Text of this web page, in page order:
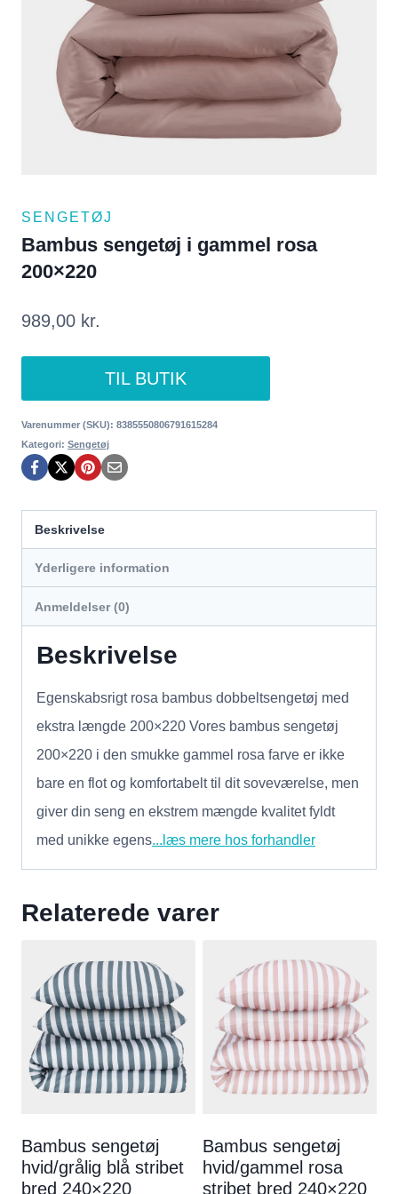
SENGETØJ
Bambus sengetøj i gammel rosa
200×220
989,00 kr.
TIL BUTIK
Varenummer (SKU): 8385550806791615284
Kategori: Sengetøj
Beskrivelse
Yderligere information
Anmeldelser (0)
Beskrivelse
Egenskabsrigt rosa bambus dobbeltsengetøj med
ekstra længde 200×220 Vores bambus sengetøj
200×220 i den smukke gammel rosa farve er ikke
bare en flot og komfortabelt til dit soveværelse, men
giver din seng en ekstrem mængde kvalitet fyldt
med unikke egens...læs mere hos forhandler
Relaterede varer
Bambus sengetøj
hvid/grålig blå stribet
bred 240×220
Bambus sengetøj
hvid/gammel rosa
stribet bred 240×220